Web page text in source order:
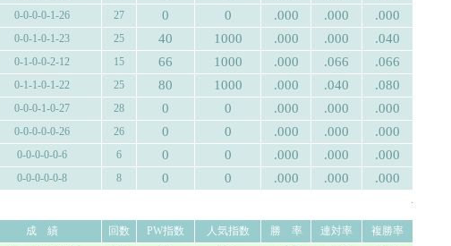
0-0-0-0-1-26 27 0 0 .000 .000 .000
0-0-1-0-1-23 25 40 1000 .000 .000 .040
0-1-0-0-2-12 15 66 1000 .000 .066 .066
0-1-1-0-1-22 25 80 1000 .000 .040 .080
0-0-0-1-0-27 28 0 0 .000 .000 .000
0-0-0-0-0-26 26 0 0 .000 .000 .000
0-0-0-0-0-6 6 0 0 .000 .000 .000
0-0-0-0-0-8 8 0 0 .000 .000 .000
.
成 績 回数 PW指数 人気指数 勝 率 連対率
複勝率